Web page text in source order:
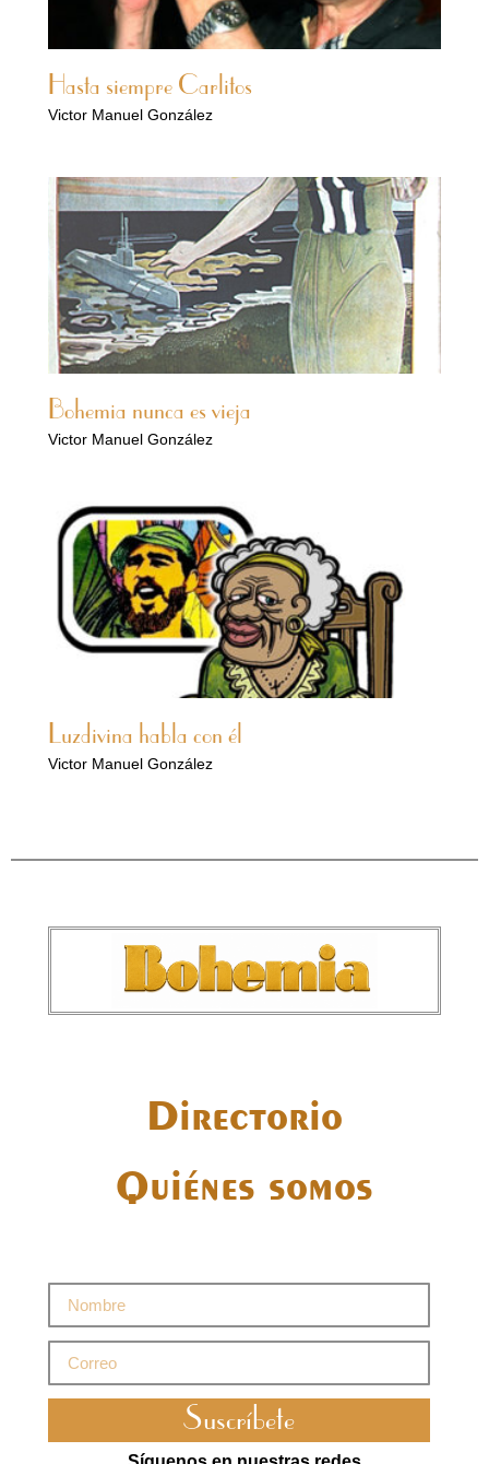
Hasta siempre Carlitos
Victor Manuel González
Bohemia nunca es vieja
Victor Manuel González
Luzdivina habla con él
Victor Manuel González
Directorio
Quiénes somos
Suscríbete